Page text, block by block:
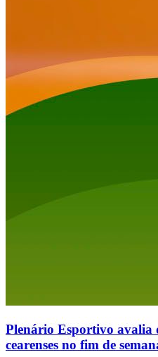
Plenário Esportivo avalia
cearenses no fim de